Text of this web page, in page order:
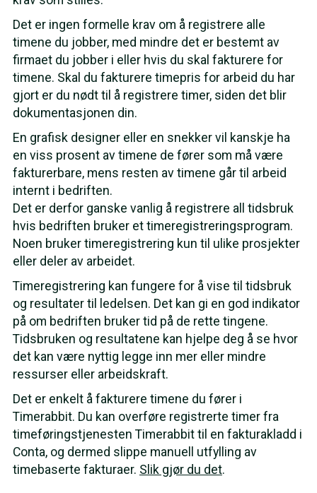
Det er ingen formelle krav om å registrere alle
timene du jobber, med mindre det er bestemt av
firmaet du jobber i eller hvis du skal fakturere for
timene. Skal du fakturere timepris for arbeid du har
gjort er du nødt til å registrere timer, siden det blir
dokumentasjonen din.
En grafisk designer eller en snekker vil kanskje ha
en viss prosent av timene de fører som må være
fakturerbare, mens resten av timene går til arbeid
internt i bedriften.
Det er derfor ganske vanlig å registrere all tidsbruk
hvis bedriften bruker et timeregistreringsprogram.
Noen bruker timeregistrering kun til ulike prosjekter
eller deler av arbeidet.
Timeregistrering kan fungere for å vise til tidsbruk
og resultater til ledelsen. Det kan gi en god indikator
på om bedriften bruker tid på de rette tingene.
Tidsbruken og resultatene kan hjelpe deg å se hvor
det kan være nyttig legge inn mer eller mindre
ressurser eller arbeidskraft.
Det er enkelt å fakturere timene du fører i
Timerabbit. Du kan overføre registrerte timer fra
timeføringstjenesten Timerabbit til en fakturakladd i
Conta, og dermed slippe manuell utfylling av
timebaserte fakturaer. Slik gjør du det.